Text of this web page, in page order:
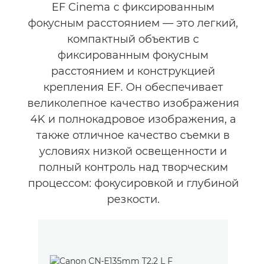
EF Cinema с фиксированным
фокусным расстоянием — это легкий,
компактный объектив с
фиксированным фокусным
расстоянием и конструкцией
крепления EF. Он обеспечивает
великолепное качество изображения
4K и полнокадровое изображения, а
также отличное качество съемки в
условиях низкой освещенности и
полный контроль над творческим
процессом: фокусировкой и глубиной
резкости.